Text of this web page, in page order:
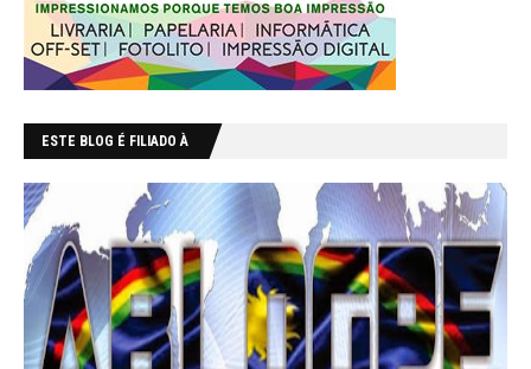
ESTE BLOG É FILIADO À